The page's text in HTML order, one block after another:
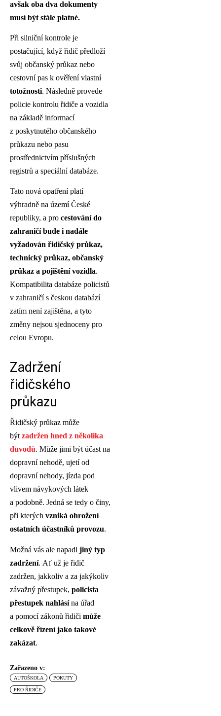
avšak oba dva dokumenty
musí být stále platné.
Při silniční kontrole je
postačující, když řidič předloží
svůj občanský průkaz nebo
cestovní pas k ověření vlastní
totožnosti. Následně provede
policie kontrolu řidiče a vozidla
na základě informací
z poskytnutého občanského
průkazu nebo pasu
prostřednictvím příslušných
registrů a speciální databáze.
Tato nová opatření platí
výhradně na území České
republiky, a pro cestování do
zahraničí bude i nadále
vyžadován řidičský průkaz,
technický průkaz, občanský
průkaz a pojištění vozidla.
Kompatibilita databáze policistů
v zahraničí s českou databází
zatím není zajištěna, a tyto
změny nejsou sjednoceny pro
celou Evropu.
Zadržení
řidičského
průkazu
Řidičský průkaz může
býtzadržen hned z několika
důvodů. Může jimi být účast na
dopravní nehodě, ujetí od
dopravní nehody, jízda pod
vlivem návykových látek
a podobně. Jedná se tedy o činy,
při kterých vzniká ohrožení
ostatních účastníků provozu.
Možná vás ale napadl jiný typ
zadržení. Ať už je řidič
zadržen, jakkoliv a za jakýkoliv
závažný přestupek, policista
přestupek nahlásína úřad
a pomocí zákonů řidiči může
celkově řízení jako takové
zakázat.
Zařazeno v:
AUTOŠKOLA POKUTY
PRO ŘIDIČE